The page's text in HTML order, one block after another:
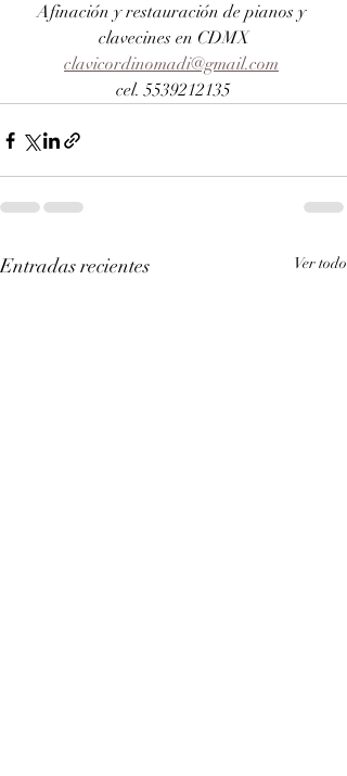
Afinación y restauración de pianos y
clavecines en CDMX
clavicordinomadi@gmail.com
cel. 5539212135
Entradas recientes Ver todo